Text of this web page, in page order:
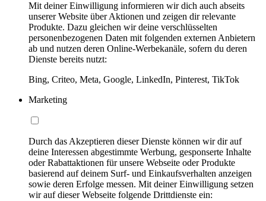
Mit deiner Einwilligung informieren wir dich auch abseits
unserer Website über Aktionen und zeigen dir relevante
Produkte. Dazu gleichen wir deine verschlüsselten
personenbezogenen Daten mit folgenden externen Anbietern
ab und nutzen deren Online-Werbekanäle, sofern du deren
Dienste bereits nutzt:
Bing, Criteo, Meta, Google, LinkedIn, Pinterest, TikTok
Marketing
Durch das Akzeptieren dieser Dienste können wir dir auf
deine Interessen abgestimmte Werbung, gesponserte Inhalte
oder Rabattaktionen für unsere Webseite oder Produkte
basierend auf deinem Surf- und Einkaufsverhalten anzeigen
sowie deren Erfolge messen. Mit deiner Einwilligung setzen
wir auf dieser Webseite folgende Drittdienste ein: